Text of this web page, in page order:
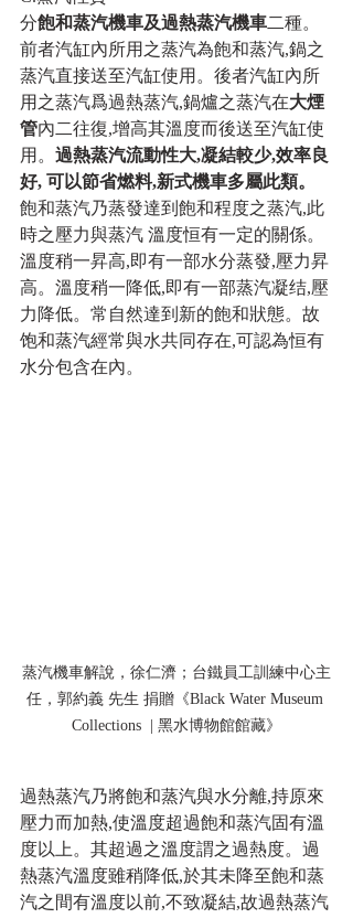
分飽和蒸汽機車及過熱蒸汽機車二種。
前者汽缸內所用之蒸汽為飽和蒸汽,鍋之
蒸汽直接送至汽缸使用。後者汽缸內所
用之蒸汽爲過熱蒸汽,鍋爐之蒸汽在大煙
管內二往復,增高其溫度而後送至汽缸使
用。 過熱蒸汽流動性大,凝結較少,效率良
好, 可以節省燃料,新式機車多屬此類。
飽和蒸汽乃蒸發達到飽和程度之蒸汽,此
時之壓力與蒸汽 溫度恒有一定的關係。
溫度稍一昇高,即有一部水分蒸發,壓力昇
高。溫度稍一降低,即有一部蒸汽凝结,壓
力降低。常自然達到新的飽和狀態。故
饱和蒸汽經常與水共同存在,可認為恒有
水分包含在內。
蒸汽機車解說，徐仁濟；台鐵員工訓練中心主
任，郭約義 先生 捐贈《Black Water Museum
Collections  | 黑水博物館館藏》
過熱蒸汽乃將飽和蒸汽與水分離,持原來
壓力而加熱,使溫度超過飽和蒸汽固有溫
度以上。其超過之溫度謂之過熱度。過
熱蒸汽溫度雖稍降低,於其未降至飽和蒸
汽之間有溫度以前,不致凝結,故過熱蒸汽